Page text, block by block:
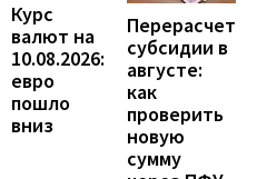
Курс
валют на
10.08.2026:
евро
пошло
вниз
Перерасчет
субсидии в
августе:
как
проверить
новую
сумму